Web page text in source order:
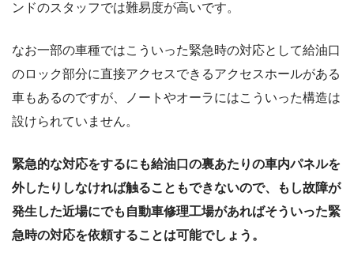
ンドのスタッフでは難易度が高いです。
なお一部の車種ではこういった緊急時の対応として給油口
のロック部分に直接アクセスできるアクセスホールがある
車もあるのですが、ノートやオーラにはこういった構造は
設けられていません。
緊急的な対応をするにも給油口の裏あたりの車内パネルを
外したりしなければ触ることもできないので、もし故障が
発生した近場にでも自動車修理工場があればそういった緊
急時の対応を依頼することは可能でしょう。